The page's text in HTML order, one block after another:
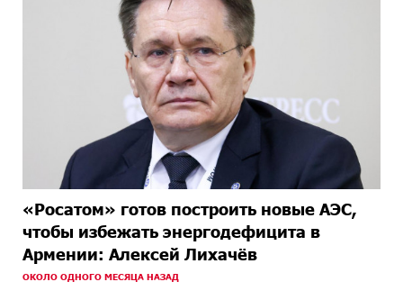
«Росатом» готов построить новые АЭС,
чтобы избежать энергодефицита в
Армении: Алексей Лихачёв
ОКОЛО ОДНОГО МЕСЯЦА НАЗАД